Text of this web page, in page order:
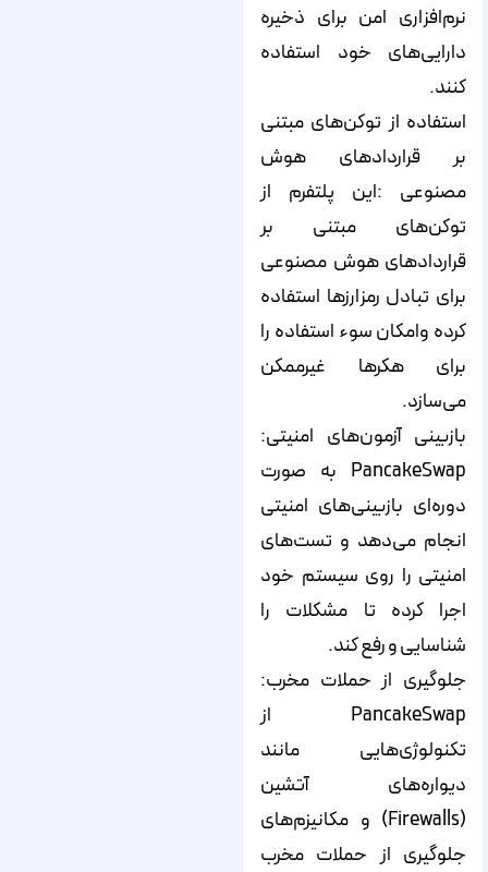
نرم‌افزاری امن برای ذخیره
دارایی‌های خود استفاده
کنند.
استفاده از توکن‌های مبتنی
بر قراردادهای هوش
مصنوعی :این پلتفرم از
توکن‌های مبتنی بر
قراردادهای هوش مصنوعی
برای تبادل رمزارزها استفاده
کرده وامکان سوء استفاده را
برای هکرها غیرممکن
می‌سازد.
بازبینی آزمون‌های امنیتی:
PancakeSwap به صورت
دوره‌ای بازبینی‌های امنیتی
انجام می‌دهد و تست‌های
امنیتی را روی سیستم خود
اجرا کرده تا مشکلات را
شناسایی و رفع کند.
جلوگیری از حملات مخرب:
PancakeSwap از
تکنولوژی‌هایی مانند
دیواره‌های آتشین
(Firewalls) و مکانیزم‌های
جلوگیری از حملات مخرب